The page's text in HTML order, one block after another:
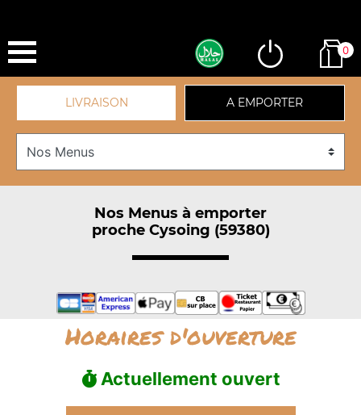
0
LIVRAISON A EMPORTER
Nos Menus à emporter
proche Cysoing (59380)
Horaires d'ouverture
Actuellement ouvert